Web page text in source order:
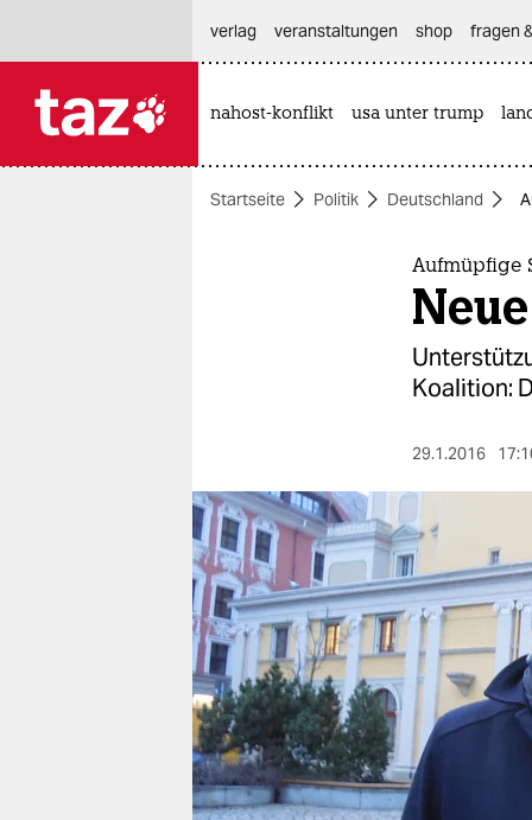
themen
berlin
nord
wahrheit
verlag
verlag
veranstaltungen
verlag
veranstaltungen shop fragen
nahost-konflikt usa unter trump
Startseite Politik Deutschland
Aufmüpfige
Koalition:
29.1.2016